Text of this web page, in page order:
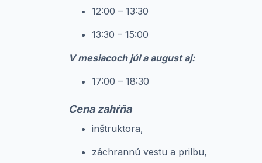
12:00 – 13:30
13:30 – 15:00
V mesiacoch júl a august aj:
17:00 – 18:30
Cena zahŕňa
inštruktora,
záchrannú vestu a prilbu,